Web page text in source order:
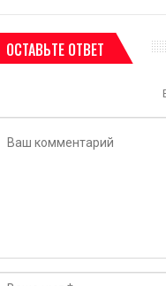
ОСТАВЬТЕ ОТВЕТ